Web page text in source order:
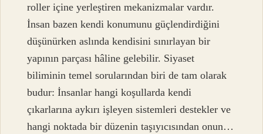
roller içine yerleştiren mekanizmalar vardır.
İnsan bazen kendi konumunu güçlendirdiğini
düşünürken aslında kendisini sınırlayan bir
yapının parçası hâline gelebilir. Siyaset
biliminin temel sorularından biri de tam olarak
budur: İnsanlar hangi koşullarda kendi
çıkarlarına aykırı işleyen sistemleri destekler ve
hangi noktada bir düzenin taşıyıcısından onun…